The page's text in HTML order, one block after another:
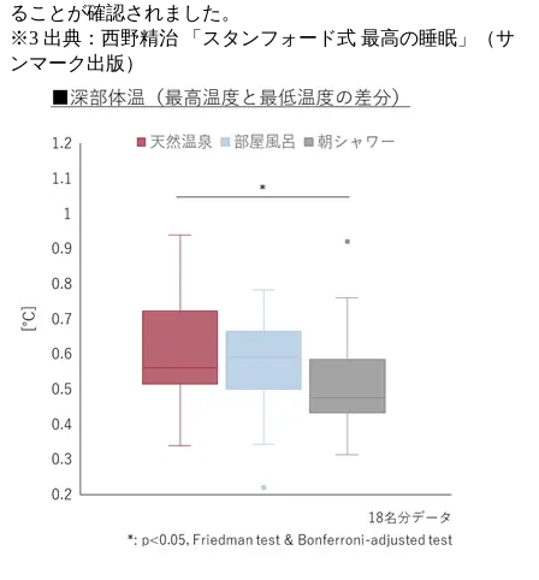
ることが確認されました。
※3 出典：西野精治 「スタンフォード式 最高の睡眠」（サ
ンマーク出版）